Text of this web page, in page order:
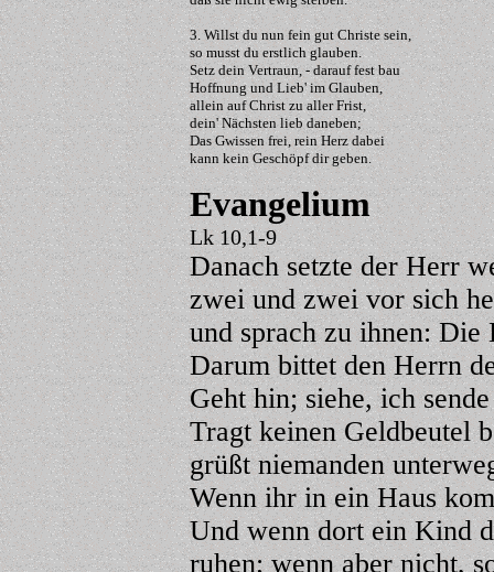
3. Willst du nun fein gut Christe sein,
so musst du erstlich glauben.
Setz dein Vertraun, - darauf fest bau
Hoffnung und Lieb' im Glauben,
allein auf Christ zu aller Frist,
dein' Nächsten lieb daneben;
Das Gwissen frei, rein Herz dabei
kann kein Geschöpf dir geben.
Evangelium
Lk 10,1-9
Danach setzte der Herr
zwei und zwei vor sich
und sprach zu ihnen:
Darum bittet den Herrn
Geht hin; siehe, ich
Tragt keinen Geldbeutel
grüßt niemanden
Wenn ihr in ein Haus
Und wenn dort ein Kind
ruhen; wenn aber nicht,